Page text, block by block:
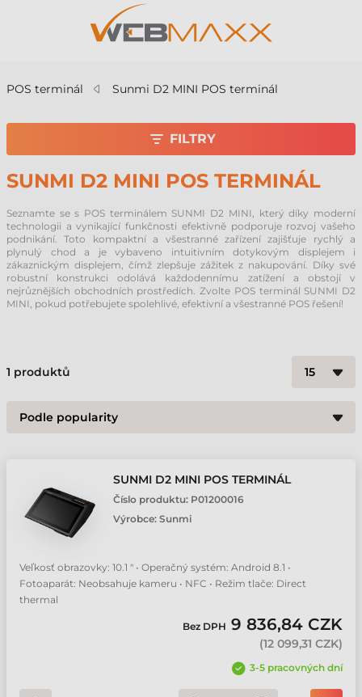
POS terminál Sunmi D2 MINI POS terminál
SUNMI D2 MINI POS TERMINÁL
Seznamte se s POS terminálem SUNMI D2 MINI, který díky moderní
technologii a vynikající funkčnosti efektivně podporuje rozvoj vašeho
podnikání. Toto kompaktní a všestranné zařízení zajišťuje rychlý a
plynulý chod a je vybaveno intuitivním dotykovým displejem i
zákaznickým displejem, čímž zlepšuje zážitek z nakupování. Díky své
robustní konstrukci odolává každodennímu zatížení a obstojí v
nejrůznějších obchodních prostředích. Zvolte POS terminál SUNMI D2
MINI, pokud potřebujete spolehlivé, efektivní a všestranné POS řešení!
1 produktů
SUNMI D2 MINI POS TERMINÁL
Číslo produktu: P01200016
Výrobce: Sunmi
Veľkosť obrazovky: 10.1 " • Operačný systém: Android 8.1 •
Fotoaparát: Neobsahuje kameru • NFC • Režim tlače: Direct
thermal
Bez DPH 9 836,84 CZK
(12 099,31 CZK)
3-5 pracovných dní
FILTRY